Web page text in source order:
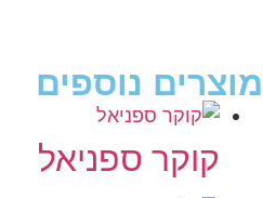
מוצרים נוספים
קוקר ספניאל